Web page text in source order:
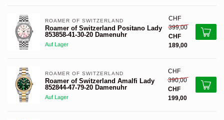
ROAMER OF SWITZERLAND
Roamer of Switzerland Positano Lady
853858-41-30-20 Damenuhr
Auf Lager
CHF
399,00
CHF
189,00
ROAMER OF SWITZERLAND
Roamer of Switzerland Amalfi Lady
852844-47-79-20 Damenuhr
Auf Lager
CHF
390,00
CHF
199,00